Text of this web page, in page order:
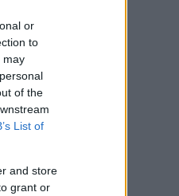
or
to
may
of the
List of
and store
grant or